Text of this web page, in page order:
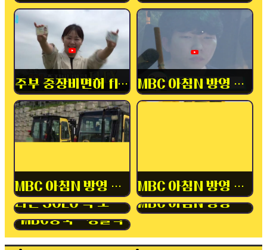
주부 중장비면허 flex MBC 아침N 방영 중장비
MBC 아침N 방영 내일배움카드
MBC 아침N 방영 중장비
나는 SOLO 속 보이는 소개팅
MBC 아침N 방영 자동차
MBC충북 - 생활력